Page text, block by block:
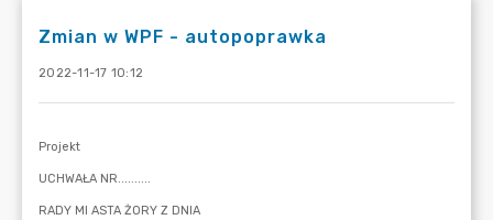
Zmian w WPF - autopoprawka
2022-11-17 10:12